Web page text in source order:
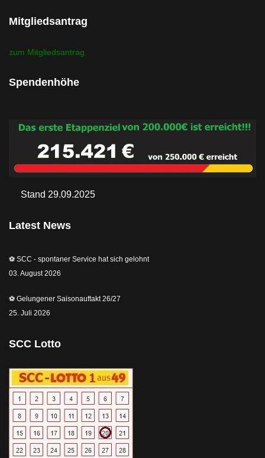
Mitgliedsantrag
zum Mitgliedsantrag
Spendenhöhe
Stand 29.09.2025
Latest News
⚽️ SCC - spontaner Service hat sich gelohnt
03. August 2026
⚽️ Gelungener Saisonauftakt 26/27
25. Juli 2026
SCC Lotto